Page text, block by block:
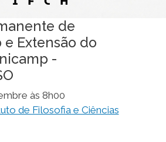
de
e Extensão do
-
às 8h00
de Filosofia e Ciências